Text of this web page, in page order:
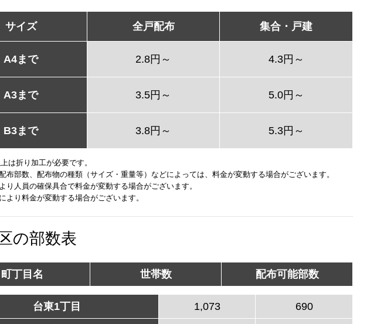
サイズ 全戸配布 集合・戸建
A4まで 2.8円～ 4.3円～
A3まで 3.5円～ 5.0円～
B3まで 3.8円～ 5.3円～
は折り加工が必要です。
布部数、配布物の種類（サイズ・重量等）などによっては、料金が変動する場合がございます。
り人員の確保具合で料金が変動する場合がございます。
より料金が変動する場合がございます。
の部数表
町丁目名 世帯数 配布可能部数
台東1丁目 1,073 690